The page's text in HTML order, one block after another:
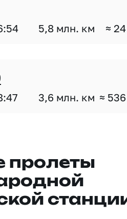
5,8 млн. км ≈
3,6 млн. км ≈
пролеты